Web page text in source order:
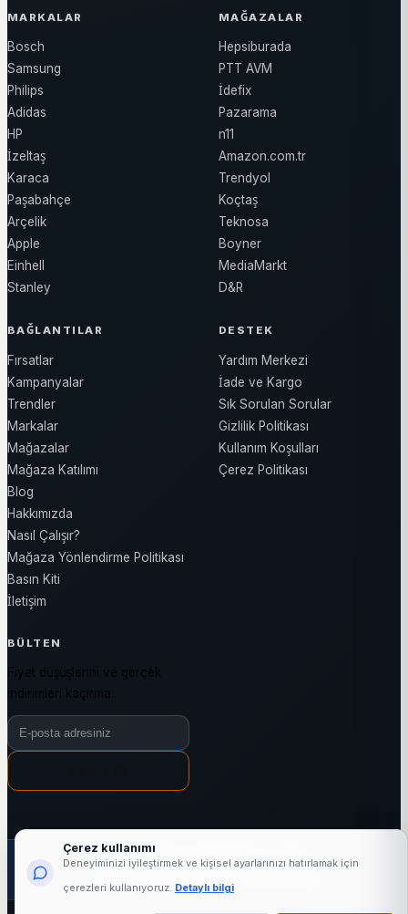
MARKALAR
Bosch
Samsung
Philips
Adidas
HP
İzeltaş
Karaca
Paşabahçe
Arçelik
Apple
Einhell
Stanley
MAĞAZALAR
Hepsiburada
PTT AVM
İdefix
Pazarama
n11
Amazon.com.tr
Trendyol
Koçtaş
Teknosa
Boyner
MediaMarkt
D&R
BAĞLANTILAR
Fırsatlar
Kampanyalar
Trendler
Markalar
Mağazalar
Mağaza Katılımı
Blog
Hakkımızda
Nasıl Çalışır?
Mağaza Yönlendirme Politikası
Basın Kiti
İletişim
DESTEK
Yardım Merkezi
İade ve Kargo
Sık Sorulan Sorular
Gizlilik Politikası
Kullanım Koşulları
Çerez Politikası
BÜLTEN
Fiyat düşüşlerini ve gerçek
indirimleri kaçırma.
Bülten e-posta adresiniz
1000+ 25863+3144+ 7/24
Çerez kullanımı
Deneyiminizi iyileştirmek ve kişisel ayarlarınızı hatırlamak için
çerezleri kullanıyoruz. Detaylı bilgi